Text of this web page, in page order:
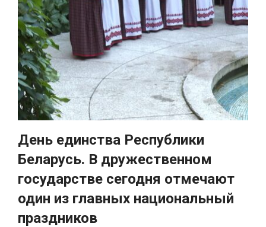
День единства Республики
Беларусь. В дружественном
государстве сегодня отмечают
один из главных национальный
праздников